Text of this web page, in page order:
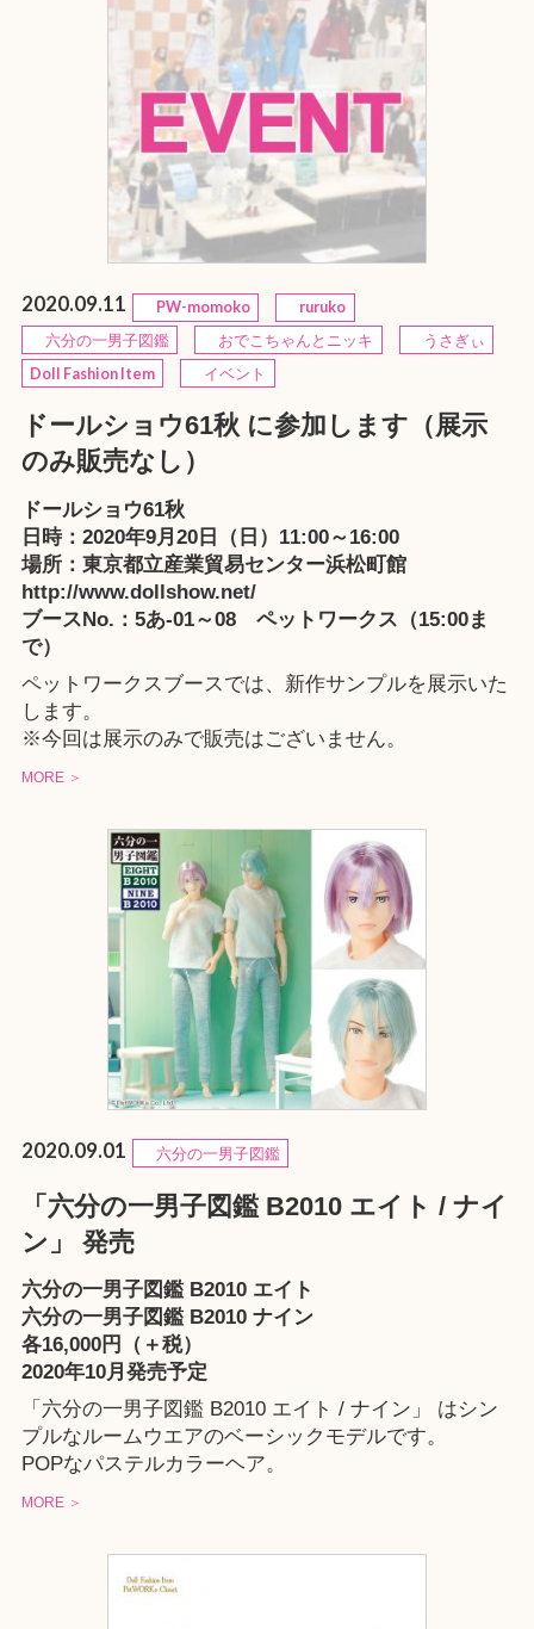
2020.09.11 PW-momoko
ruruko
六分の一男子図鑑
おでこちゃんとニッキ
うさぎぃ
Doll Fashion Item
イベント
ドールショウ61秋 に参加します（展示
のみ販売なし）
ドールショウ61秋
日時：2020年9月20日（日）11:00～16:00
場所：東京都立産業貿易センター浜松町館
http://www.dollshow.net/
ブースNo.：5あ-01～08 ペットワークス（15:00ま
で）
ペットワークスブースでは、新作サンプルを展示いた
します。
※今回は展示のみで販売はございません。
MORE ＞
2020.09.01 六分の一男子図鑑
「六分の一男子図鑑 B2010 エイト / ナイ
ン」 発売
六分の一男子図鑑 B2010 エイト
六分の一男子図鑑 B2010 ナイン
各16,000円（＋税）
2020年10月発売予定
「六分の一男子図鑑 B2010 エイト / ナイン」 はシン
プルなルームウエアのベーシックモデルです。
POPなパステルカラーヘア。
MORE ＞